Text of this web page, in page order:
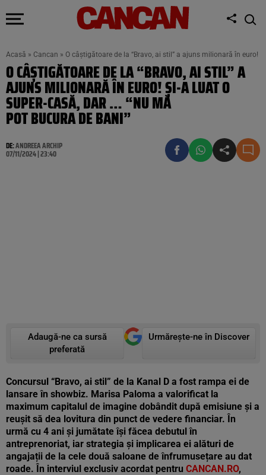
Acasă » Cancan » O câștigătoare de la “Bravo, ai stil” a ajuns milionară în euro!
O CÂȘTIGĂTOARE DE LA “BRAVO, AI STIL” A
AJUNS MILIONARĂ ÎN EURO! ȘI-A LUAT O
SUPER-CASĂ, DAR … “NU MĂ
POT BUCURA DE BANI”
DE:ANDREEA ARCHIP
07/11/2024 | 23:40
Adaugă-ne ca sursă
preferată
Urmărește-ne în Discover
Concursul “Bravo, ai stil” de la Kanal D a fost rampa ei de
lansare în showbiz. Marisa Paloma a valorificat la
maximum capitalul de imagine dobândit după emisiune și a
reușit să dea lovitura din punct de vedere financiar. În
urmă cu 4 ani și jumătate își făcea debutul în
antreprenoriat, iar strategia și implicarea ei alături de
angajații de la cele două saloane de înfrumusețare au dat
roade. În interviul exclusiv acordat pentru CANCAN.RO,